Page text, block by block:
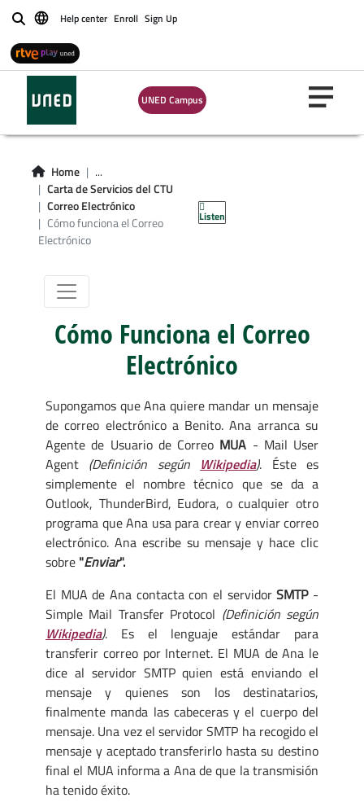
BuscarHelp center Enroll Sign Up
UNED Campus
Home
...
Carta de Servicios del CTU
Correo Electrónico
Cómo funciona el Correo
Electrónico
Listen
Cómo funciona el
Correo
Electrónico
Cómo Funciona el Correo
Electrónico
Supongamos que Ana quiere mandar un mensaje
de correo electrónico a Benito. Ana arranca su
Agente de Usuario de Correo MUA - Mail User
Agent (Definición según Wikipedia). Éste es
simplemente el nombre técnico que se da a
Outlook, ThunderBird, Eudora, o cualquier otro
programa que Ana usa para crear y enviar correo
electrónico. Ana escribe su mensaje y hace clic
sobre "Enviar".
El MUA de Ana contacta con el servidorSMTP-
Simple Mail Transfer Protocol (Definición según
Wikipedia). Es el lenguaje estándar para
transferir correo por Internet. El MUA de Ana le
dice al servidor SMTP quien está enviando el
mensaje y quienes son los destinatarios,
finalmente manda las cabeceras y el cuerpo del
mensaje. Una vez el servidor SMTP ha recogido el
mensaje y aceptado transferirlo hasta su destino
final el MUA informa a Ana de que la transmisión
ha tenido éxito.